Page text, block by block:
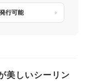
行可能
美しいシーリン